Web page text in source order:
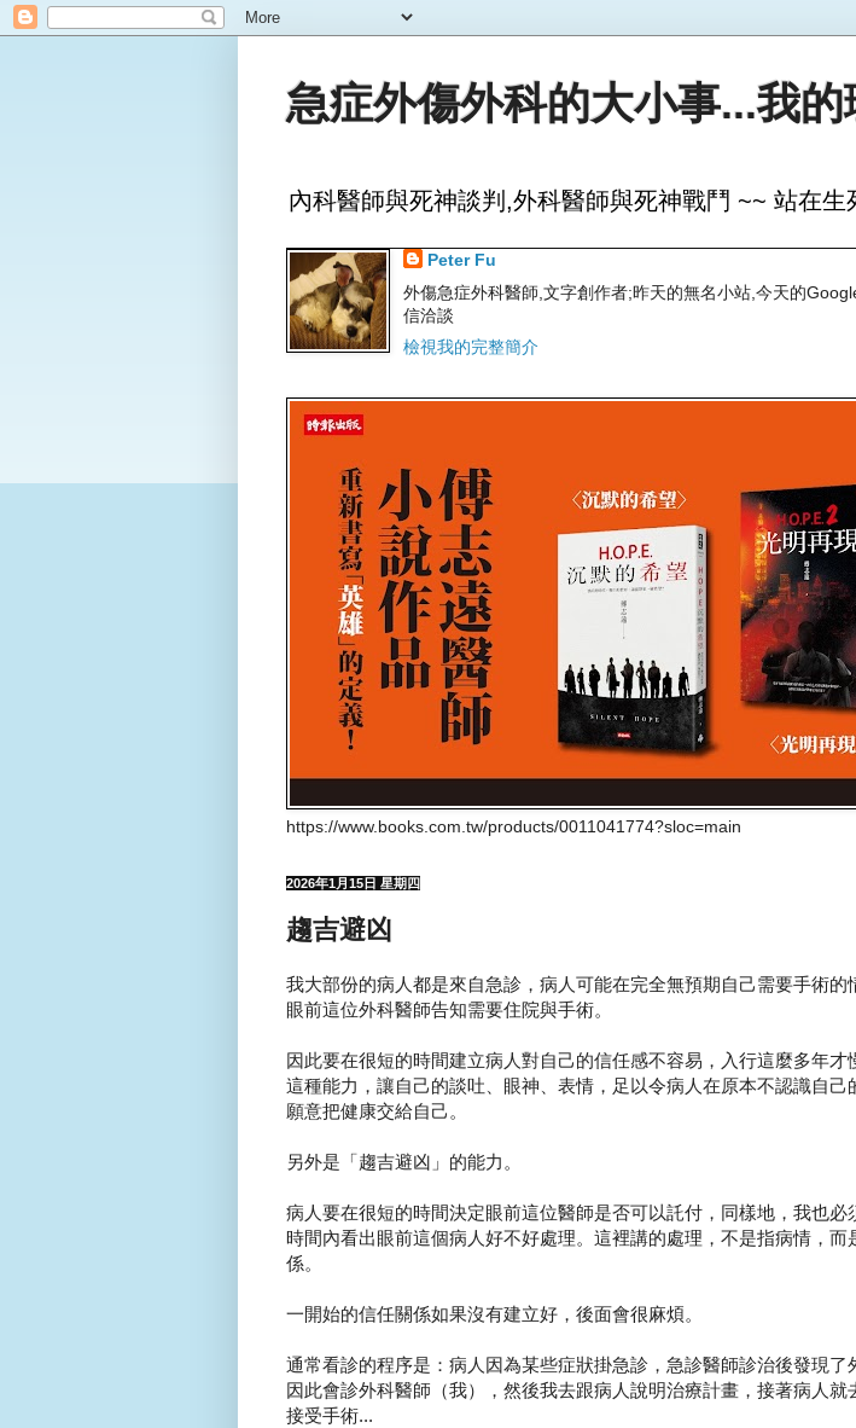
急症外傷外科的大小事...我
內科醫師與死神談判,外科醫師與死神戰鬥 ~~ 站在
Peter Fu
外傷急症外科醫師,文字創作者;昨天的無名小站,今天的
信洽談
檢視我的完整簡介
https://www.books.com.tw/products/0011041774?sloc=main
2026年1月15日 星期四
趨吉避凶
我大部份的病人都是來自急診，病人可能在完全無預期自己需要手術的
眼前這位外科醫師告知需要住院與手術。
因此要在很短的時間建立病人對自己的信任感不容易，入行這麼多年才
這種能力，讓自己的談吐、眼神、表情，足以令病人在原本不認識自己
願意把健康交給自己。
另外是「趨吉避凶」的能力。
病人要在很短的時間決定眼前這位醫師是否可以託付，同樣地，我也必
時間內看出眼前這個病人好不好處理。這裡講的處理，不是指病情，而
係。
一開始的信任關係如果沒有建立好，後面會很麻煩。
通常看診的程序是：病人因為某些症狀掛急診，急診醫師診治後發現了
因此會診外科醫師（我），然後我去跟病人說明治療計畫，接著病人就
接受手術...